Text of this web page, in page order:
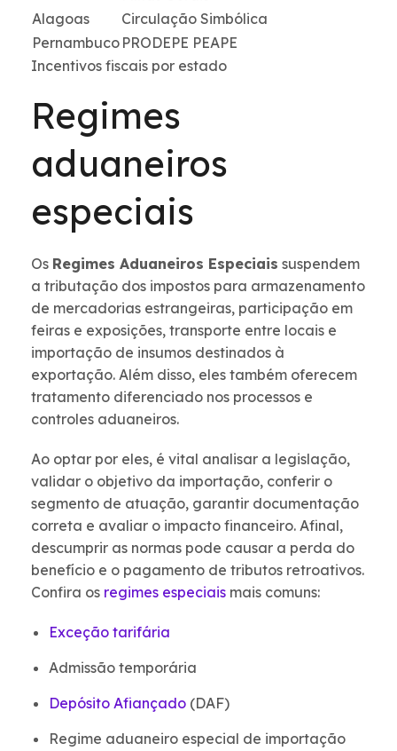
Alagoas
Circulação Simbólica
Pernambuco PRODEPE PEAPE
Incentivos fiscais por estado
Regimes
aduaneiros
especiais
Os Regimes Aduaneiros Especiais suspendem
a tributação dos impostos para armazenamento
de mercadorias estrangeiras, participação em
feiras e exposições, transporte entre locais e
importação de insumos destinados à
exportação. Além disso, eles também oferecem
tratamento diferenciado nos processos e
controles aduaneiros.
Ao optar por eles, é vital analisar a legislação,
validar o objetivo da importação, conferir o
segmento de atuação, garantir documentação
correta e avaliar o impacto financeiro. Afinal,
descumprir as normas pode causar a perda do
benefício e o pagamento de tributos retroativos.
Confira os regimes especiais mais comuns:
Exceção tarifária
Admissão temporária
Depósito Afiançado (DAF)
Regime aduaneiro especial de importação